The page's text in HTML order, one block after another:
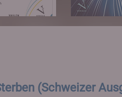
(Schweizer